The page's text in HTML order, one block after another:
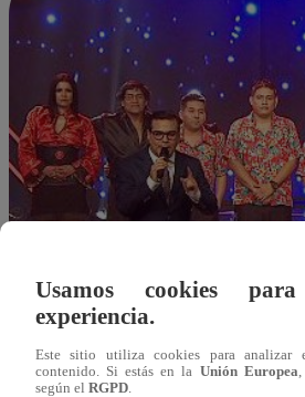
Usamos cookies
experiencia.
Este sitio utiliza cookies para analizar
contenido. Si estás en la Unión Europea
según el RGPD